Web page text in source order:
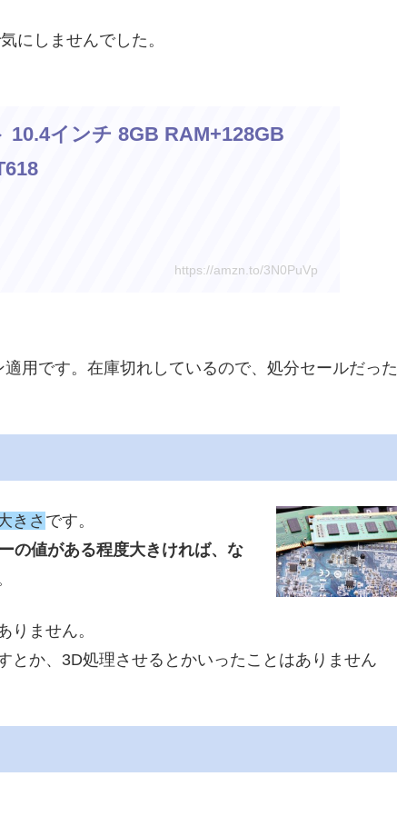
にしませんでした。
インチ 8GB RAM+128GB
https://amzn.to/3N0PuVp
用です。在庫切れしているので、処分セールだった
きさ です。
の値がある程度大きければ、な
りません。
とか、3D処理させるとかいったことはありません